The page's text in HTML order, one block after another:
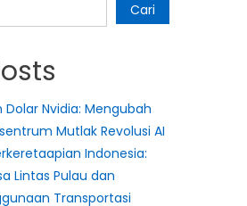
Cari
Dolar Nvidia: Mengubah
Mutlak Revolusi AI
Indonesia:
Lintas Pulau dan
Transportasi